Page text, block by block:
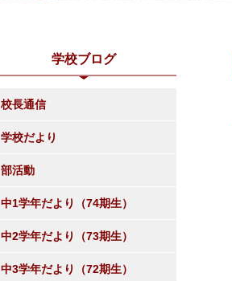
学校ブログ
校長通信
学校だより
部活動
中1学年だより（74期生）
中2学年だより（73期生）
中3学年だより（72期生）